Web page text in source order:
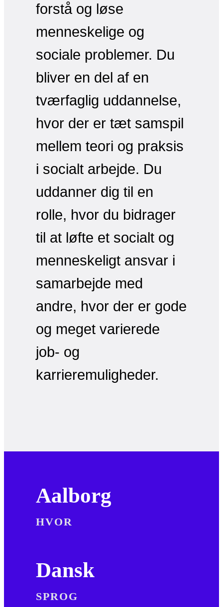
forstå og løse
menneskelige og
sociale problemer. Du
bliver en del af en
tværfaglig uddannelse,
hvor der er tæt samspil
mellem teori og praksis
i socialt arbejde. Du
uddanner dig til en
rolle, hvor du bidrager
til at løfte et socialt og
menneskeligt ansvar i
samarbejde med
andre, hvor der er gode
og meget varierede
job- og
karrieremuligheder.
Aalborg
HVOR
Dansk
SPROG